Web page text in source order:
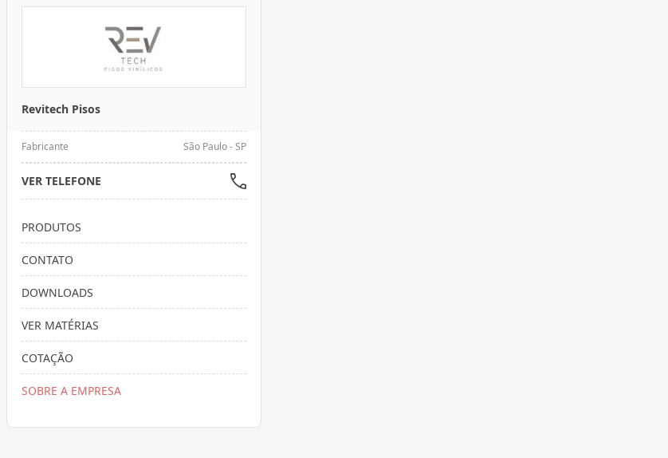
Revitech Pisos
Fabricante São Paulo - SP
VER TELEFONE
PRODUTOS
CONTATO
DOWNLOADS
VER MATÉRIAS
COTAÇÃO
SOBRE A EMPRESA